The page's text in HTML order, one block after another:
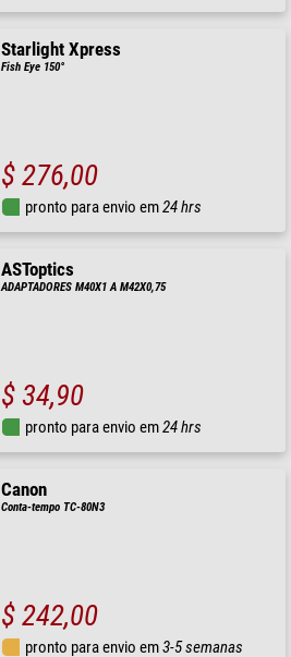
Starlight Xpress
Fish Eye 150°
$ 276,00
pronto para envio em24 hrs
ASToptics
ADAPTADORES M40X1 A M42X0,75
$ 34,90
pronto para envio em24 hrs
Canon
Conta-tempo TC-80N3
$ 242,00
pronto para envio em3-5 semanas